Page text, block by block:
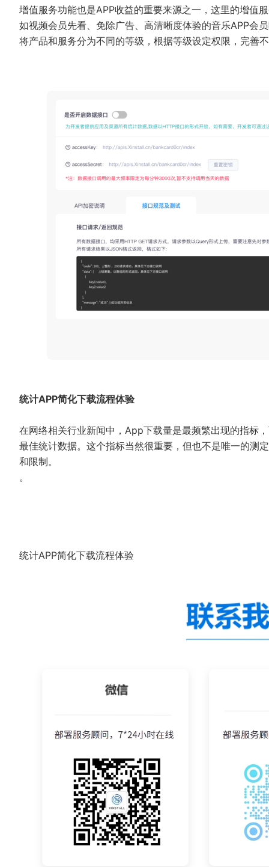
增值服务功能也是APP收益的重要来源之一，这里的增值
如视频会员先看、免除广告、高清晰度体验的音乐APP会
将产品和服务分为不同的等级，根据等级设定权限，完善
统计APP简化下载流程体验
在网络相关行业新闻中，App下载量是最频繁出现的指标
最佳统计数据。这个指标当然很重要，但也不是唯一的
和限制。
。
统计APP简化下载流程体验